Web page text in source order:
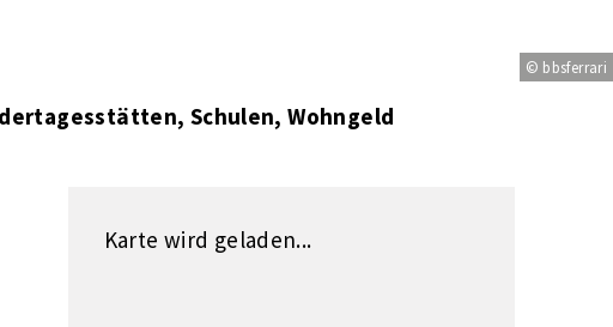
© bbsferrari
Schulen, Wohngeld
Karte wird geladen...